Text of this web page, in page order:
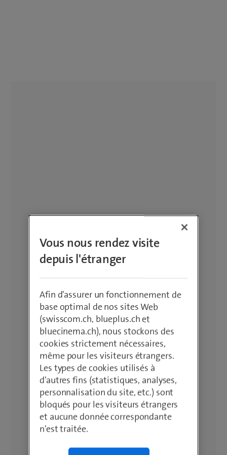
Vous nous rendez visite
depuis l'étranger
Afin d'assurer un fonctionnement de
base optimal de nos sites Web
(swisscom.ch, blueplus.ch et
bluecinema.ch), nous stockons des
cookies strictement nécessaires,
même pour les visiteurs étrangers.
Les types de cookies utilisés à
d'autres fins (statistiques, analyses,
personnalisation du site, etc.) sont
bloqués pour les visiteurs étrangers
et aucune donnée correspondante
n'est traitée.